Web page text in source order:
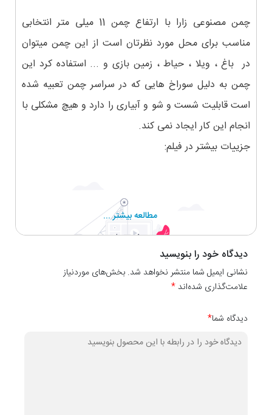
چمن مصنوعی زارا با ارتفاع چمن 11 میلی متر انتخابی
مناسب برای محل مورد نظرتان است از این چمن میتوان
در باغ ، ویلا ، حیاط ، زمین بازی و ... استفاده کرد این
چمن به دلیل سوراخ هایی که در سراسر چمن تعبیه شده
است قابلیت شست و شو و آبیاری را دارد و هیچ مشکلی با
انجام این کار ایجاد نمی کند.
جزییات بیشتر در فیلم:
مطالعه بیشتر ...
دیدگاه خود را بنویسید
نشانی ایمیل شما منتشر نخواهد شد. بخش‌های موردنیاز
علامت‌گذاری شده‌اند*
دیدگاه شما*